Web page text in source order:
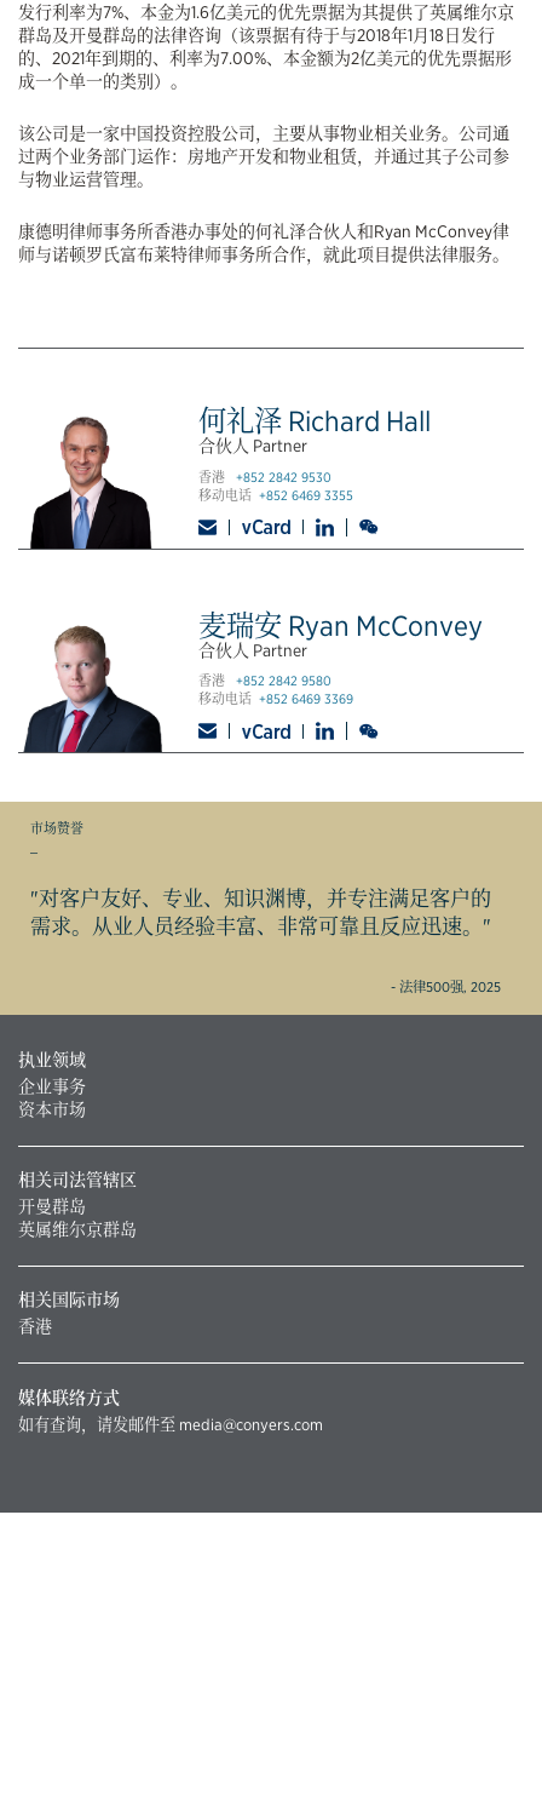
发行利率为7%、本金为1.6亿美元的优先票据为其提供了英属维尔京
群岛及开曼群岛的法律咨询（该票据有待于与2018年1月18日发行
的、2021年到期的、利率为7.00%、本金额为2亿美元的优先票据形
成一个单一的类别）。
该公司是一家中国投资控股公司，主要从事物业相关业务。公司通
过两个业务部门运作：房地产开发和物业租赁，并通过其子公司参
与物业运营管理。
康德明律师事务所香港办事处的何礼泽合伙人和Ryan McConvey律
师与诺顿罗氏富布莱特律师事务所合作，就此项目提供法律服务。
何礼泽 Richard Hall
合伙人 Partner
香港+852 2842 9530
移动电话+852 6469 3355
麦瑞安 Ryan McConvey
合伙人 Partner
香港+852 2842 9580
移动电话+852 6469 3369
市场赞誉
"对客户友好、专业、知识渊博，并专注满足客户的
需求。从业人员经验丰富、非常可靠且反应迅速。"
- 法律500强, 2025
执业领域
企业事务
资本市场
相关司法管辖区
开曼群岛
英属维尔京群岛
相关国际市场
香港
媒体联络方式
如有查询，请发邮件至 media@conyers.com